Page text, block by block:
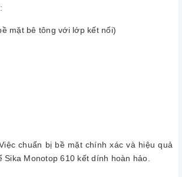
mặt bê tông với lớp kết nối)
chuẩn bị bề mặt chính xác và hiệu quả
Sika Monotop 610 kết dính hoàn hảo.